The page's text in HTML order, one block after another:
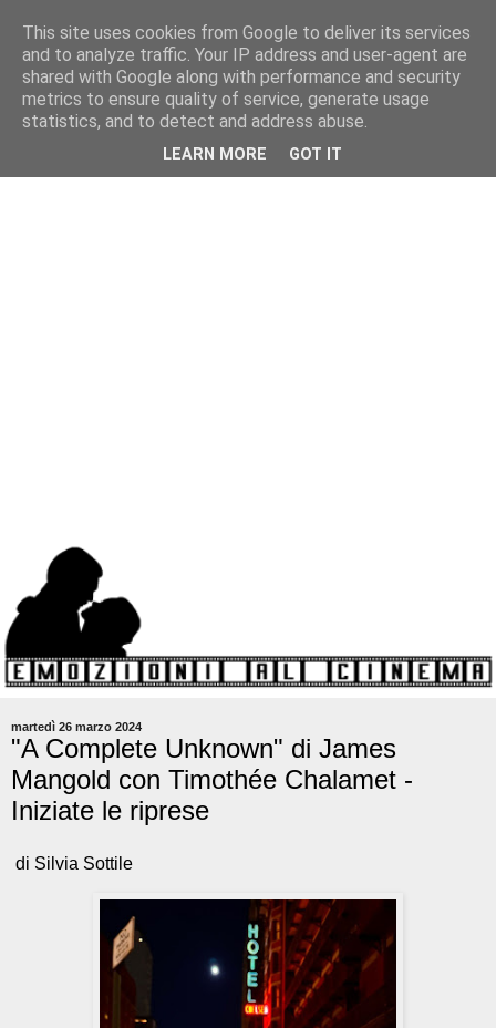
martedì 26 marzo 2024
"A Complete Unknown" di James
Mangold con Timothée Chalamet -
Iniziate le riprese
di Silvia Sottile
This site uses cookies from Google to deliver its services
and to analyze traffic. Your IP address and user-agent are
shared with Google along with performance and security
metrics to ensure quality of service, generate usage
statistics, and to detect and address abuse.
LEARN MORE GOT IT